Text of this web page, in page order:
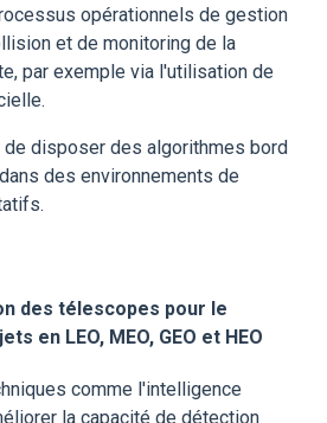
opérationnels de gestion
et de monitoring de la
par exemple via l'utilisation de
de disposer des algorithmes bord
des environnements de
des télescopes pour le
en LEO, MEO, GEO et HEO
comme l'intelligence
la capacité de détection